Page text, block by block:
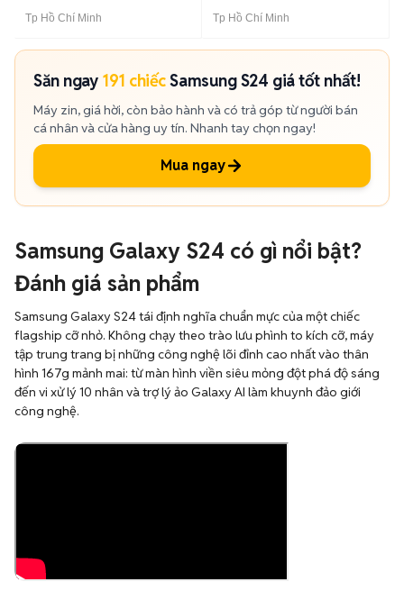
Tp Hồ Chí Minh Tp Hồ Chí Minh
Săn ngay 191 chiếcSamsung S24 giá tốt nhất!
Máy zin, giá hời, còn bảo hành và có trả góp từ người bán
cá nhân và cửa hàng uy tín. Nhanh tay chọn ngay!
Mua ngay
Samsung Galaxy S24 có gì nổi bật?
Đánh giá sản phẩm
Samsung Galaxy S24 tái định nghĩa chuẩn mực của một chiếc
flagship cỡ nhỏ. Không chạy theo trào lưu phình to kích cỡ, máy
tập trung trang bị những công nghệ lõi đỉnh cao nhất vào thân
hình 167g mảnh mai: từ màn hình viền siêu mỏng đột phá độ sáng
đến vi xử lý 10 nhân và trợ lý ảo Galaxy AI làm khuynh đảo giới
công nghệ.